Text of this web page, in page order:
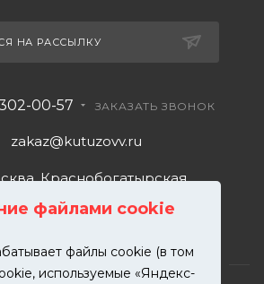
файлами cookie
файлы cookie (в том
используемые «Яндекс-
НА РАССЫЛКУ
00-57 ЗАКАЗАТЬ ЗВОНОК
zakaz@kutuzovv.ru
Краснобогатырская